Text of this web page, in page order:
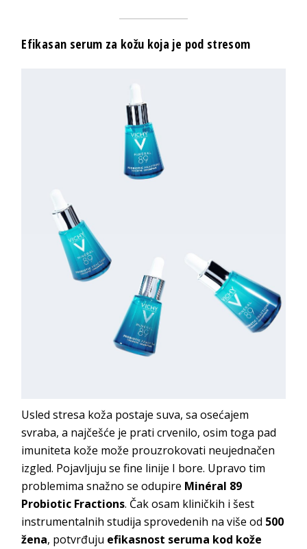
Efikasan serum za kožu koja je pod stresom
Usled stresa koža postaje suva, sa osećajem
svraba, a najčešće je prati crvenilo, osim toga pad
imuniteta kože može prouzrokovati neujednačen
izgled. Pojavljuju se fine linije I bore. Upravo tim
problemima snažno se odupire Minéral 89
Probiotic Fractions. Čak osam kliničkih i šest
instrumentalnih studija sprovedenih na više od 500
žena, potvrđuju efikasnost seruma kod kože